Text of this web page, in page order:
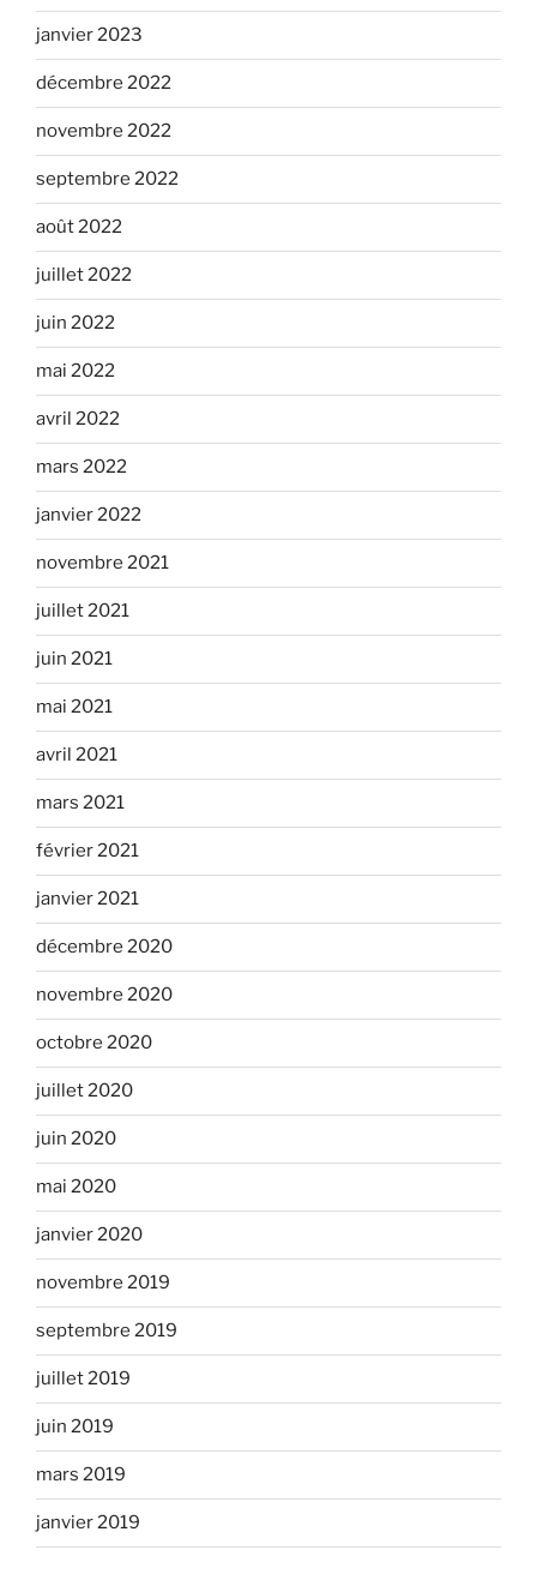
janvier 2023
décembre 2022
novembre 2022
septembre 2022
août 2022
juillet 2022
juin 2022
mai 2022
avril 2022
mars 2022
janvier 2022
novembre 2021
juillet 2021
juin 2021
mai 2021
avril 2021
mars 2021
février 2021
janvier 2021
décembre 2020
novembre 2020
octobre 2020
juillet 2020
juin 2020
mai 2020
janvier 2020
novembre 2019
septembre 2019
juillet 2019
juin 2019
mars 2019
janvier 2019